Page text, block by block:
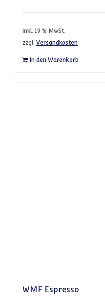
inkl. 19 % MwSt.
zzgl. Versandkosten
In den Warenkorb
WMF Espresso